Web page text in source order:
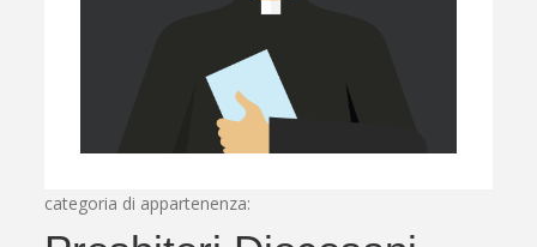
categoria di appartenenza: